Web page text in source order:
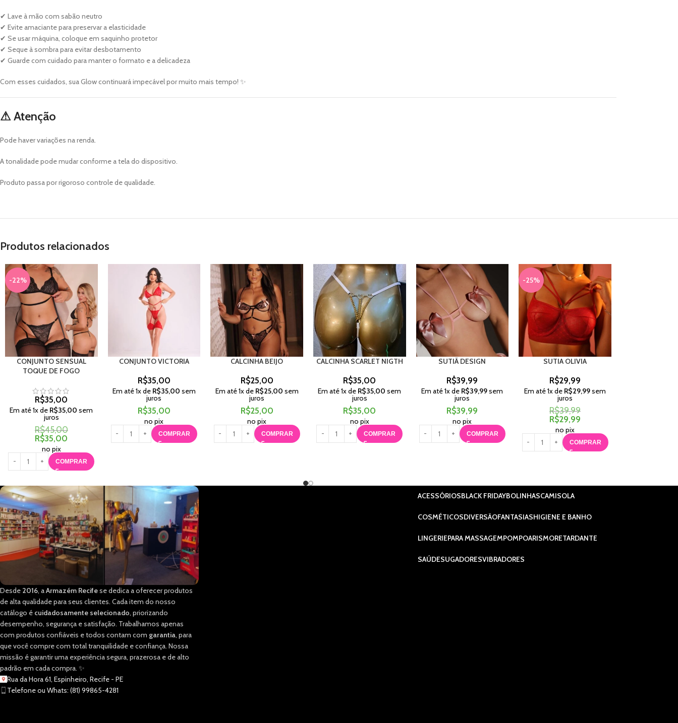
✔ Lave à mão com sabão neutro
✔ Evite amaciante para preservar a elasticidade
✔ Se usar máquina, coloque em saquinho protetor
✔ Seque à sombra para evitar desbotamento
✔ Guarde com cuidado para manter o formato e a delicadeza
Com esses cuidados, sua Glow continuará impecável por muito mais tempo! ✨
⚠ Atenção
Pode haver variações na renda.
A tonalidade pode mudar conforme a tela do dispositivo.
Produto passa por rigoroso controle de qualidade.
Produtos relacionados
-22%
CONJUNTO SENSUAL
TOQUE DE FOGO
R$35,00
Em até1x de R$35,00 sem
juros
R$45,00
R$35,00
no pix
COMPRAR
CONJUNTO VICTORIA
R$35,00
Em até1x de R$35,00 sem
juros
R$35,00
no pix
COMPRAR
CALCINHA BEIJO
R$25,00
Em até1x de R$25,00 sem
juros
R$25,00
no pix
COMPRAR
CALCINHA SCARLET NIGTH
R$35,00
Em até1x de R$35,00 sem
juros
R$35,00
no pix
COMPRAR
SUTIÃ DESIGN
R$39,99
Em até1x de R$39,99sem
juros
R$39,99
no pix
COMPRAR
-25%
SUTIA OLIVIA
R$29,99
Em até1x de R$29,99sem
juros
R$39,99
R$29,99
no pix
COMPRAR
Desde 2016, aArmazém Recifese dedica a oferecer produtos
de alta qualidade para seus clientes. Cada item do nosso
catálogo é cuidadosamente selecionado, priorizando
desempenho, segurança e satisfação. Trabalhamos apenas
com produtos confiáveis e todos contam com garantia, para
que você compre com total tranquilidade e confiança. Nossa
missão é garantir uma experiência segura, prazerosa e de alto
padrão em cada compra. ✨
Rua da Hora 61, Espinheiro, Recife - PE
Telefone ou Whats: (81) 99865-4281
ACESSÓRIOSBLACK FRIDAYBOLINHASCAMISOLA
COSMÉTICOSDIVERSÃOFANTASIASHIGIENE E BANHO
LINGERIEPARA MASSAGEMPOMPOARISMORETARDANTE
SAÚDESUGADORESVIBRADORES